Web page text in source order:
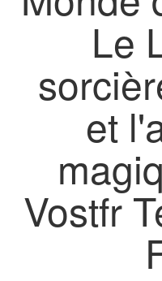
Le
et
Vostfr